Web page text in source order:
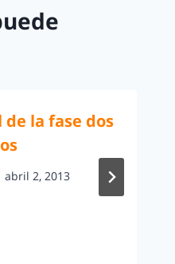
la fase dos
abril 2, 2013